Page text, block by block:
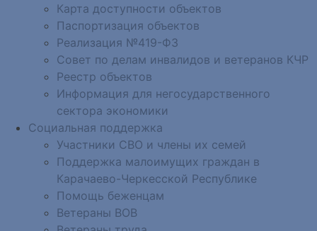
Карта доступности объектов
Паспортизация объектов
Реализация №419-ФЗ
Совет по делам инвалидов и ветеранов КЧР
Реестр объектов
Информация для негосударственного
сектора экономики
Социальная поддержка
Участники СВО и члены их семей
Поддержка малоимущих граждан в
Карачаево-Черкесской Республике
Помощь беженцам
Ветераны ВОВ